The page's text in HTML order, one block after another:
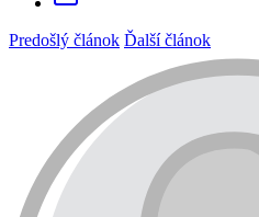
Predošlý článok Ďalší článok